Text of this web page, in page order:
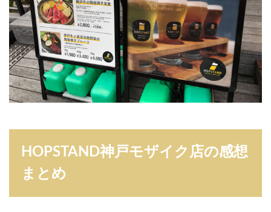
HOPSTAND神戸モザイク店の感想
まとめ